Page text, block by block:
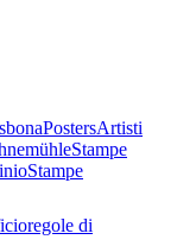
PostersArtisti
Stampe
Stampe
regole di